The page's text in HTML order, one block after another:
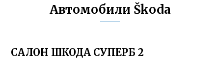
Автомобили Škoda
САЛОН ШКОДА СУПЕРБ 2